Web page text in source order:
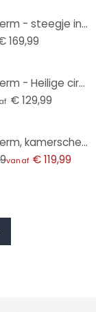
Kamerscherm - steegje in Spello (Italië) , 5-delig - 225x172 cm
169,99
Kamerscherm - Heilige cirkel, 3-delig
€ 129,99
Kamerscherm, kamerscherm, privacyscherm hangende boomstammen in een lenteachtig bos
vanaf € 119,99